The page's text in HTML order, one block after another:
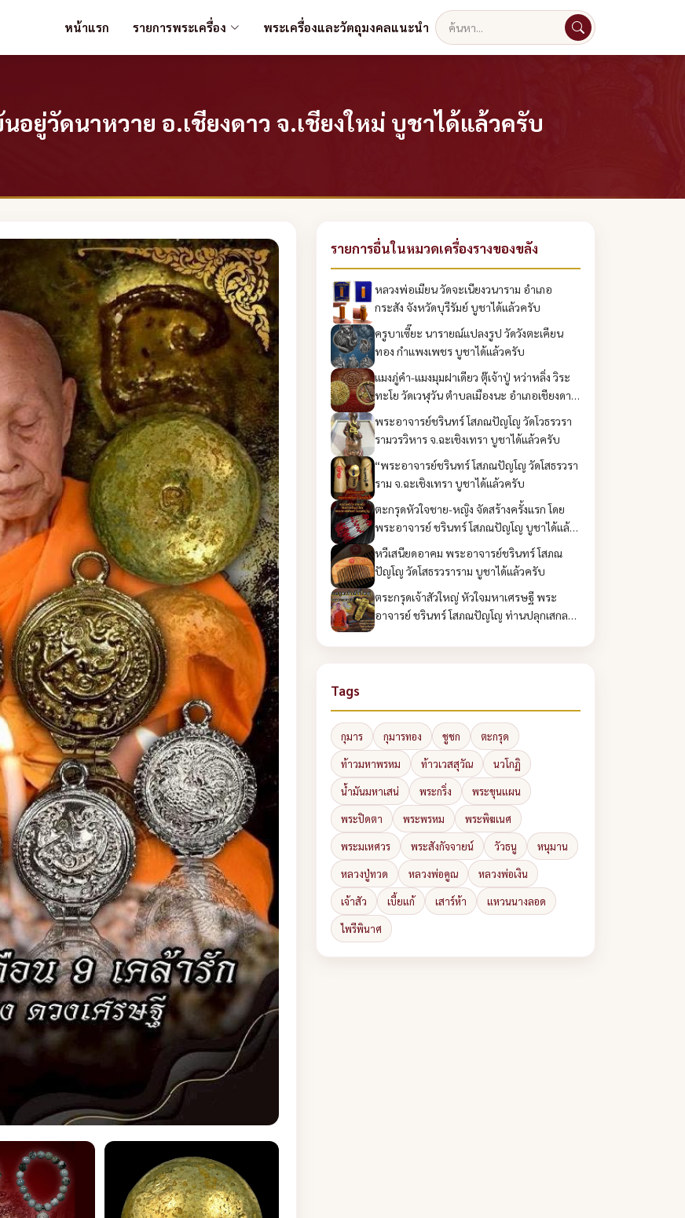
หน้าแรก รายการพระเครื่อง พระเครื่องและวัตถุมงคลแนะนำ
ยู่วัดนาหวาย อ.เชียงดาว จ.เชียงใหม่ บูชาได้แล้วครับ
รายการอื่นในหมวดเครื่องรางของขลัง
หลวงพ่อเมียน วัดจะเนียงวนาราม อำเภอ
กระสัง จังหวัดบุรีรัมย์ บูชาได้แล้วครับ
ครูบาเซี๊ยะ นารายณ์แปลงรูป วัดวังตะเคียน
ทอง กำแพงเพชร บูชาได้แล้วครับ
แมงภู่คำ-แมงมุมฝาเดียว ตุ๊เจ้าปู่ หว่าหลิ่ง วิระ
ทะโย วัดเวฬุวัน ตำบลเมืองนะ อำเภอเชียงดาว
จังหวัดเชียงใหม่ บูชาได้แล้วครับ
พระอาจารย์ชรินทร์ โสภณปัญโญ วัดโวธรวรา
รามวรวิหาร จ.ฉะเชิงเทรา บูชาได้แล้วครับ
“พระอาจารย์ชรินทร์ โสภณปัญโญ วัดโสธรวรา
ราม จ.ฉะเชิงเทรา บูชาได้แล้วครับ
ตะกรุดหัวใจชาย-หญิง จัดสร้างครั้งแรก โดย
พระอาจารย์ ชรินทร์ โสภณปัญโญ บูชาได้แล้ว
ครับ
หวีเสนียดอาคม พระอาจารย์ชรินทร์ โสภณ
ปัญโญ วัดโสธรวราราม บูชาได้แล้วครับ
ตระกรุดเจ้าสัวใหญ่ หัวใจมหาเศรษฐี พระ
อาจารย์ ชรินทร์ โสภณปัญโญ ท่านปลุกเสกลง
Tags
กุมาร กุมารทอง ชูชก ตะกรุด
ท้าวมหาพรหม ท้าวเวสสุวัณ นวโกฏิ
น้ำมันมหาเสน่ พระกริ่ง พระขุนแผน
พระปิดตา พระพรหม พระพิฆเนศ
พระมเหศวร พระสังกัจจายน์ วัวธนู หนุมาน
หลวงปู่ทวด หลวงพ่อคูณ หลวงพ่อเงิน
เจ้าสัว เบี้ยแก้ เสาร์ห้า แหวนนางลอด
ไพรีพินาศ